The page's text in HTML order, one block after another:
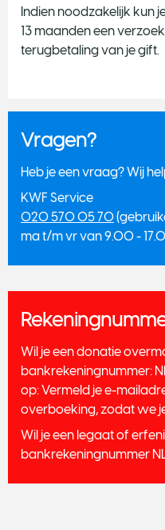
Indien noodzakelijk kun
13 maanden een
terugbetaling van je gift.
Vragen?
Heb je een vraag? Wij
KWF Service
020 570 05 70
ma t/m vr van 9.00 -
Wil je een donatie
bankrekeningnummer:
op: Vermeld je e-
overboeking, zodat we
Wil je een legaat of
bankrekeningnummer